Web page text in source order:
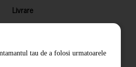
Livrare
produselor
tau de a folosi urmatoarele